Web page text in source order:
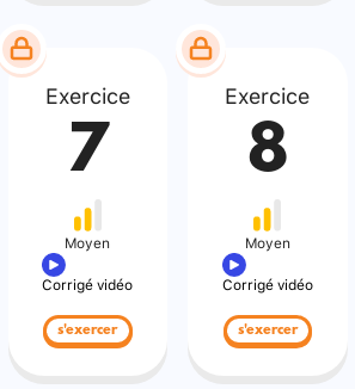
Exercice
7
Moyen
Corrigé vidéo
s'exercer
Exercice
8
Moyen
Corrigé vidéo
s'exercer